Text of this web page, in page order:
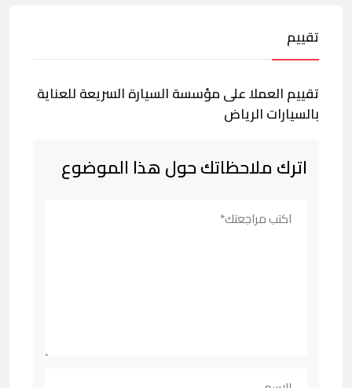
تقييم
تقييم العملا على مؤسسة السيارة السريعة للعناية
بالسيارات الرياض
اترك ملاحظاتك حول هذا الموضوع